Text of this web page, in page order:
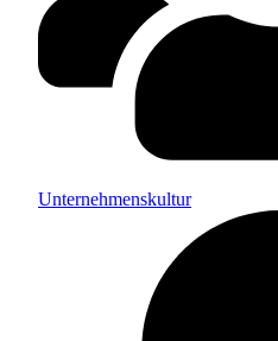
Unternehmenskultur